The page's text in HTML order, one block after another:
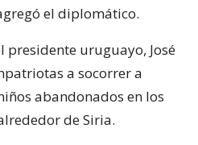
el diplomático.
presidente uruguayo, José
a socorrer a
abandonados en los
de Siria.